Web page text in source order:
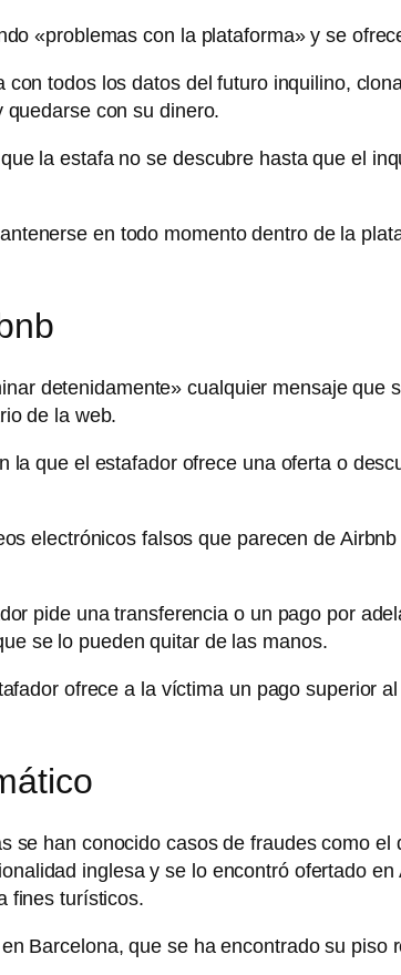
«problemas con la plataforma» y se
todos los datos del futuro inquilino,
con su dinero.
la estafa no se descubre hasta que el
en todo momento dentro de la
detenidamente» cualquier mensaje que
de la web.
la que el estafador ofrece una oferta o
electrónicos falsos que parecen de
pide una transferencia o un pago por
se lo pueden quitar de las manos.
ofrece a la víctima un pago superior
se han conocido casos de fraudes como
inglesa y se lo encontró ofertado
fines turísticos.
Barcelona, que se ha encontrado su piso